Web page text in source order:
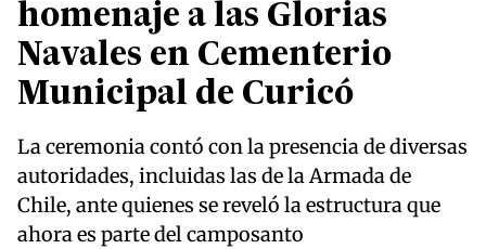
homenaje a las Glorias
Navales en Cementerio
Municipal de Curicó
La ceremonia contó con la presencia de diversas
autoridades, incluidas las de la Armada de
Chile, ante quienes se reveló la estructura que
ahora es parte del camposanto